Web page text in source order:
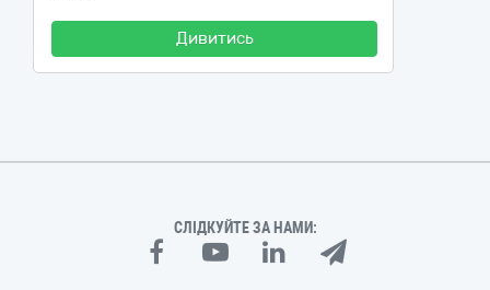
Дивитись
СЛІДКУЙТЕ ЗА НАМИ: